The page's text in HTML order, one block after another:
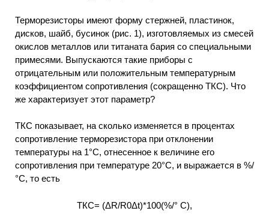
Терморезисторы имеют форму стержней, пластинок,
дисков, шайб, бусинок (рис. 1), изготовляемых из смесей
окислов металлов или титаната бария со специальными
примесями. Выпускаются такие приборы с
отрицательным или положительным температурным
коэффициентом сопротивления (сокращенно ТКС). Что
же характеризует этот параметр?
ТКС показывает, на сколько изменяется в процентах
сопротивление терморезистора при отклонении
температуры на 1°С, отнесенное к величине его
сопротивления при температуре 20°С, и выражается в %/
°С, то есть
ТКС= (ΔR/R0Δt)*100(%/° С),